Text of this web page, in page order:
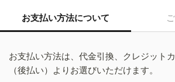
お支払い方法について
お支払い方法は、代金引換、クレジット
（後払い）よりお選びいただけます。